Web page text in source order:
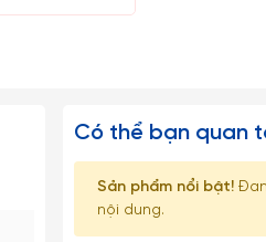
Có thể bạn quan
Sản phẩm nổi bật!
nội dung.